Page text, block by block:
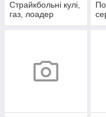
Страйкбольні кулі,
газ, лоадер